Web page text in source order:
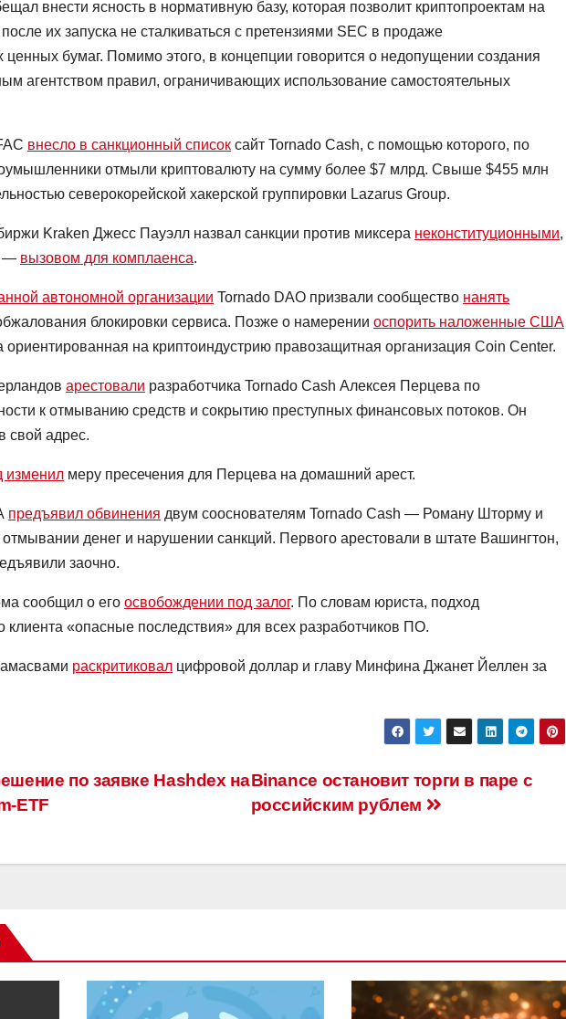
внести ясность в нормативную базу, которая позволит криптопроектам на
их запуска не сталкиваться с претензиями SEC в продаже
ценных бумаг. Помимо этого, в концепции говорится о недопущении создания
агентством правил, ограничивающих использование самостоятельных
внесло в санкционный список сайт Tornado Cash, с помощью которого, по
отмыли криптовалюту на сумму более $7 млрд. Свыше $455 млн
северокорейской хакерской группировки Lazarus Group.
Kraken Джесс Пауэлл назвал санкции против миксера неконституционными,
— вызовом для комплаенса.
автономной организации Tornado DAO призвали сообщество нанять
блокировки сервиса. Позже о намерении оспорить наложенные США
на криптоиндустрию правозащитная организация Coin Center.
арестовали разработчика Tornado Cash Алексея Перцева по
к отмыванию средств и сокрытию преступных финансовых потоков. Он
свой адрес.
изменил меру пресечения для Перцева на домашний арест.
предъявил обвинения двум сооснователям Tornado Cash — Роману Шторму и
денег и нарушении санкций. Первого арестовали в штате Вашингтон,
заочно.
сообщил о его освобождении под залог. По словам юриста, подход
клиента «опасные последствия» для всех разработчиков ПО.
раскритиковал цифровой доллар и главу Минфина Джанет Йеллен за
Binance остановит торги в паре с
российским рублем
по заявке Hashdex на
ETF